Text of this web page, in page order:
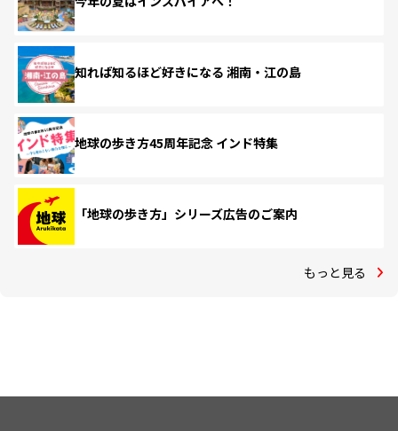
知れば知るほど好きになる 湘南・江の島
地球の歩き方45周年記念 インド特集
「地球の歩き方」シリーズ広告のご案内
もっと見る